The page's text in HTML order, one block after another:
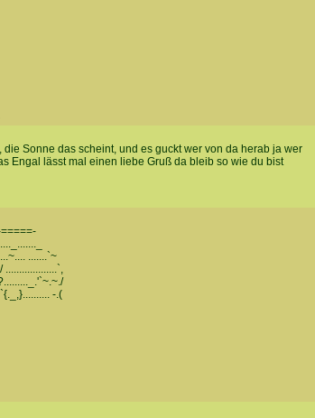
die Sonne das scheint, und es guckt wer von da herab ja wer
Engal lässt mal einen liebe Gruß da bleib so wie du bist
.......`~
-.(